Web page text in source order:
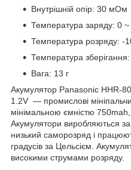
Внутрішній опір: 30 мОм
Температура заряду: 0
Температура розряду: -
Температура
Вага: 13 г
Акумулятор Panasonic HHR-
1.2V — промислові
мінімальною ємністю
Акумулятори виробляються
низький саморозряд і
градусів за Цельсієм.
високими струмами розряду.